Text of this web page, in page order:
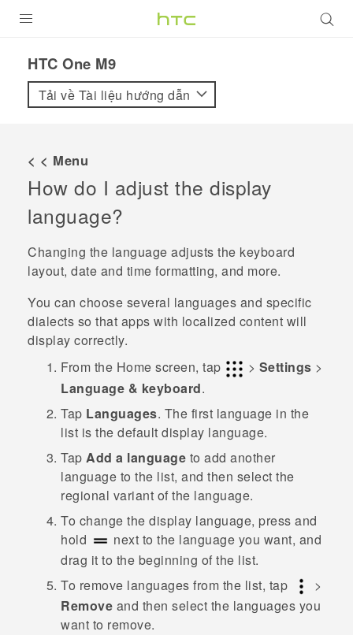
VIVE
VIVERSE
ỨNG DỤNG
HỖ TRỢ
HTC One M9‎
Tải về Tài liệu hướng dẫn
< < Menu
How do I adjust the display
language?
Changing the language adjusts the keyboard
layout, date and time formatting, and more.
You can choose several languages and specific
dialects so that apps with localized content will
display correctly.
From the Home screen, tap > Settings >
Language & keyboard.
Tap Languages. The first language in the
list is the default display language.
Tap Add a language to add another
language to the list, and then select the
regional variant of the language.
To change the display language, press and
hold
next to the language you want, and
drag it to the beginning of the list.
To remove languages from the list, tap
>
Remove and then select the languages you
want to remove.